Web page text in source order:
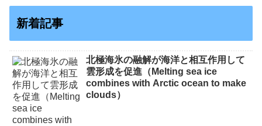
新着記事
北極海氷の融解が海洋と相互作用して
雲形成を促進（Melting sea ice
combines with Arctic ocean to make
clouds）